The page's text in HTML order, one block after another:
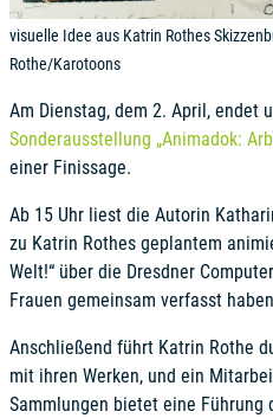
visuelle Idee aus Katrin Rothes
Rothe/Karotoons
Am Dienstag, dem 2. April, endet
Sonderausstellung „Animadok:
einer Finissage.
Ab 15 Uhr liest die Autorin
zu Katrin Rothes geplantem
Welt!“ über die Dresdner
Frauen gemeinsam verfasst
Anschließend führt Katrin Rothe
mit ihren Werken, und ein
Sammlungen bietet eine Führung